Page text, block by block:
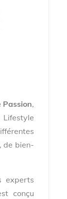
Passion,
de bien-
experts
conçu